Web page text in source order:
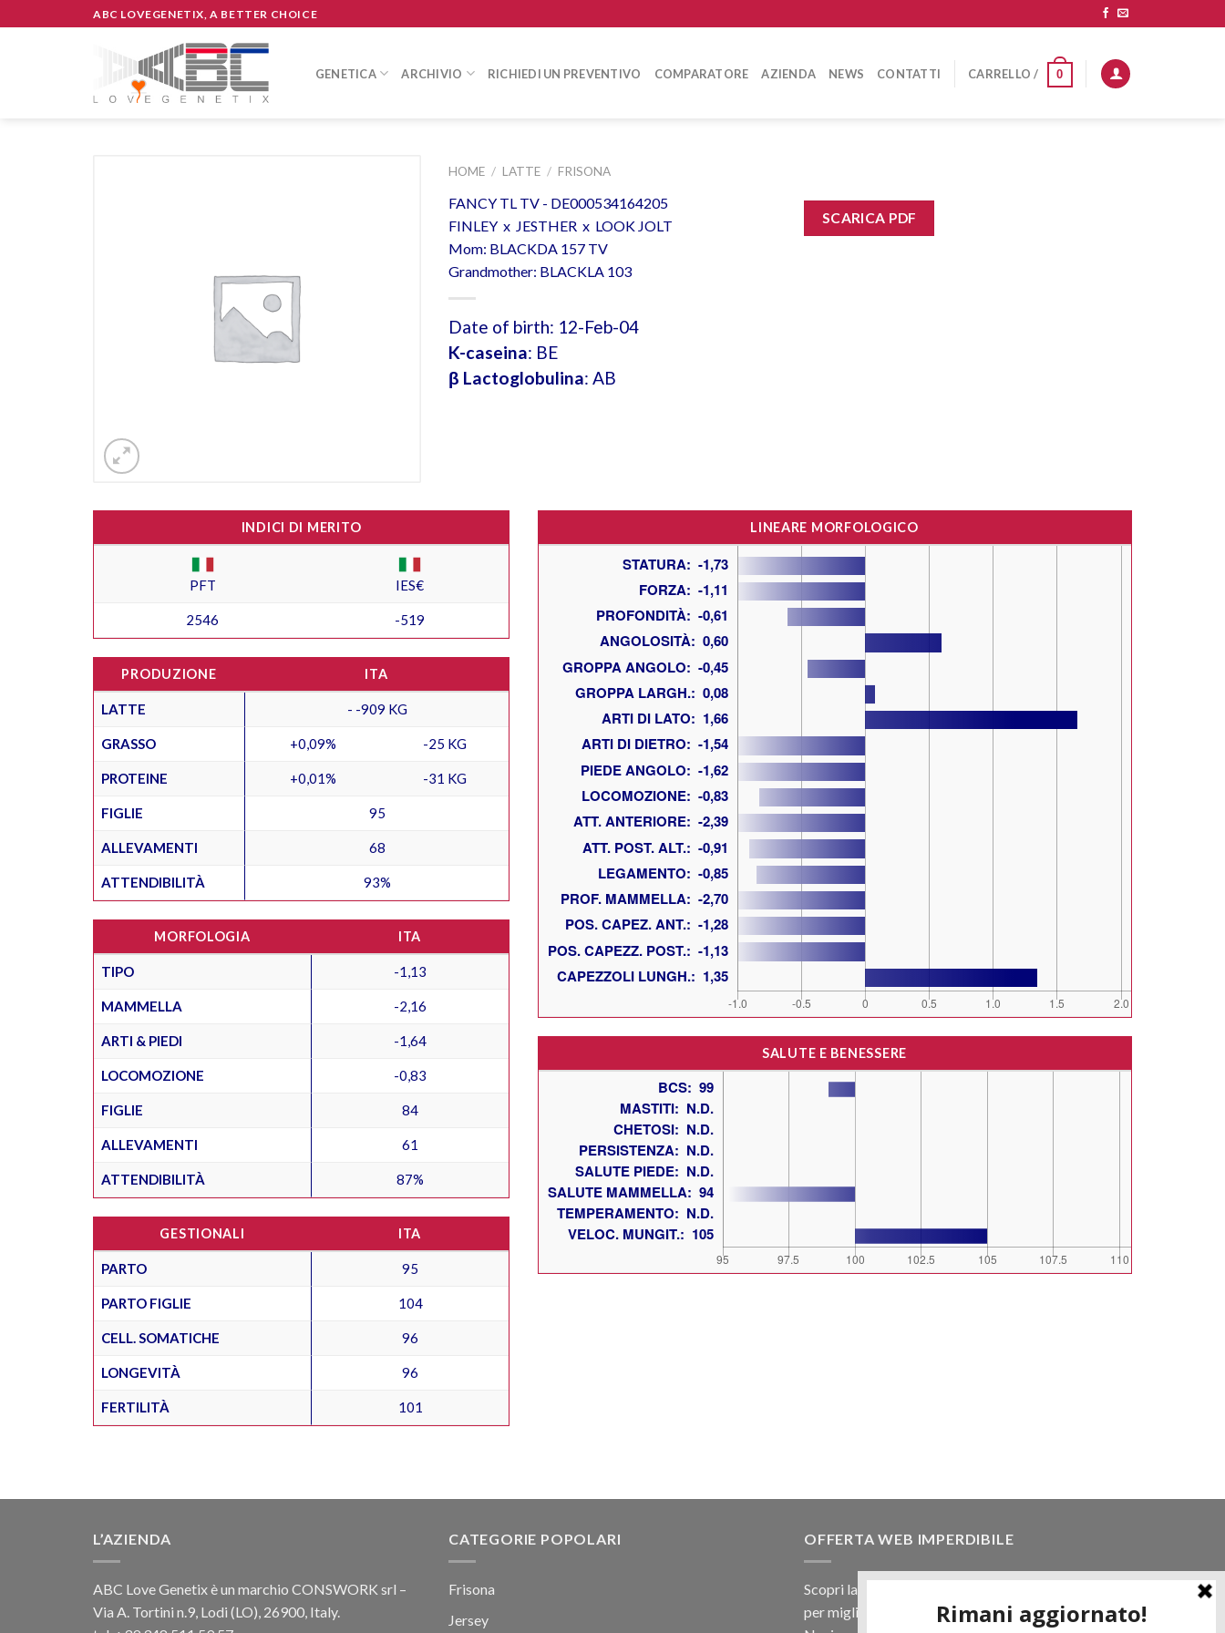
to
ABC LOVEGENETIX, A BETTER CHOICE
GENETICA ARCHIVIO RICHIEDI UN PREVENTIVO COMPARATORE AZIENDA NEWS CONTATTI CARRELLO / 0
HOME / LATTE / FRISONA
FANCY TL TV - DE000534164205
FINLEY x JESTHER x LOOK JOLT
Mom: BLACKDA 157 TV
Grandmother: BLACKLA 103
Date of birth: 12-Feb-04
K-caseina: BE
β Lactoglobulina: AB
SCARICA PDF
INDICI DI MERITO
PFT IES€
2546 -519
PRODUZIONE ITA
LATTE - -909 KG
GRASSO +0,09% -25 KG
PROTEINE +0,01% -31 KG
FIGLIE 95
ALLEVAMENTI 68
ATTENDIBILITÀ 93%
MORFOLOGIA ITA
TIPO -1,13
MAMMELLA -2,16
ARTI & PIEDI -1,64
LOCOMOZIONE -0,83
FIGLIE 84
ALLEVAMENTI 61
ATTENDIBILITÀ 87%
GESTIONALI ITA
PARTO 95
PARTO FIGLIE 104
CELL. SOMATICHE 96
LONGEVITÀ 96
FERTILITÀ 101
LINEARE MORFOLOGICO
SALUTE E BENESSERE
L’AZIENDA
ABC Love Genetix è un marchio CONSWORK srl –
Via A. Tortini n.9, Lodi (LO), 26900, Italy.
CATEGORIE POPOLARI
Frisona
Jersey
OFFERTA WEB IMPERDIBILE
Scopri la nostra offerta web! Un prezzo mai visto,
per migliaia di prodotti.